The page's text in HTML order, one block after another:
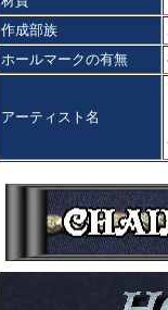
作成部族
ホールマークの有無
アーティスト名